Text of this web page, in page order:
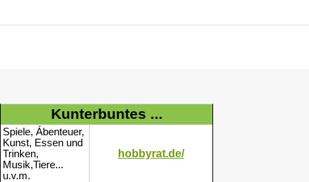
Kunterbuntes ...
Spiele, Ábenteuer,
Kunst, Essen und
Trinken,
Musik,Tiere...
u.v.m.
hobbyrat.de/